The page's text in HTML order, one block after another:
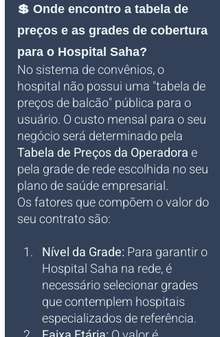
💲 Onde encontro a tabela de
preços e as grades de cobertura
para o Hospital Saha?
No sistema de convênios, o
hospital não possui uma "tabela de
preços de balcão" pública para o
usuário. O custo mensal para o seu
negócio será determinado pela
Tabela de Preços da Operadora e
pela grade de rede escolhida no seu
plano de saúde empresarial.
Os fatores que compõem o valor do
seu contrato são:
Nível da Grade: Para garantir o
Hospital Saha na rede, é
necessário selecionar grades
que contemplem hospitais
especializados de referência.